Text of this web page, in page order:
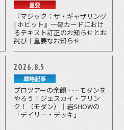
重要
『マジック：ザ・ギャザリング
| ホビット』一部カードにおけ
るテキスト訂正のお知らせとお
詫び｜重要なお知らせ
2026.8.5
戦略記事
プロツアーの余韻……モダンを
やろう！ジェスカイ・ブリン
ク！（モダン）｜岩SHOWの
「デイリー・デッキ」